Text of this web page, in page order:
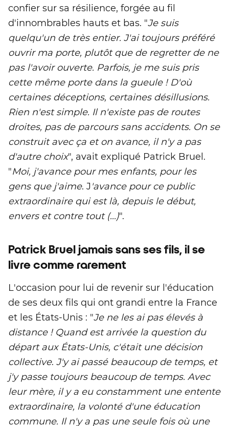
confier sur sa résilience, forgée au fil
d'innombrables hauts et bas. "Je suis
quelqu'un de très entier. J'ai toujours préféré
ouvrir ma porte, plutôt que de regretter de ne
pas l'avoir ouverte. Parfois, je me suis pris
cette même porte dans la gueule ! D'où
certaines déceptions, certaines désillusions.
Rien n'est simple. Il n'existe pas de routes
droites, pas de parcours sans accidents. On se
construit avec ça et on avance, il n'y a pas
d'autre choix", avait expliqué Patrick Bruel.
"Moi, j'avance pour mes enfants, pour les
gens que j'aime. J 'avance pour ce public
extraordinaire qui est là, depuis le début,
envers et contre tout (...)".
Patrick Bruel jamais sans ses fils, il se
livre comme rarement
L'occasion pour lui de revenir sur l'éducation
de ses deux fils qui ont grandi entre la France
et les États-Unis : "Je ne les ai pas élevés à
distance ! Quand est arrivée la question du
départ aux États-Unis, c'était une décision
collective. J'y ai passé beaucoup de temps, et
j'y passe toujours beaucoup de temps. Avec
leur mère, il y a eu constamment une entente
extraordinaire, la volonté d'une éducation
commune. Il n'y a pas une seule fois où une